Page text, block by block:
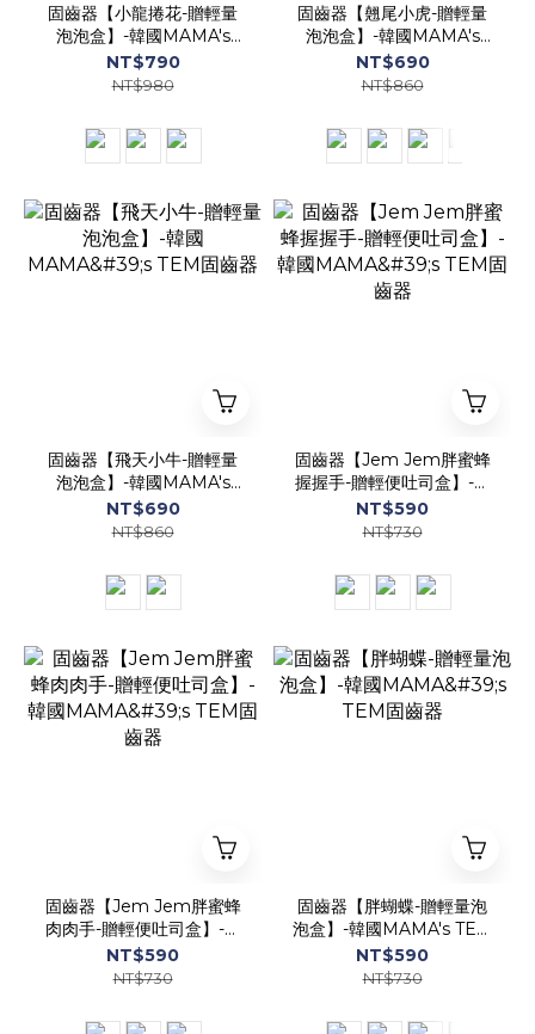
固齒器【小龍捲花-贈輕量
泡泡盒】-韓國MAMA's
TEM固齒器
NT$790
NT$980
固齒器【翹尾小虎-贈輕量
泡泡盒】-韓國MAMA's
TEM固齒器
NT$690
NT$860
固齒器【飛天小牛-贈輕量
泡泡盒】-韓國MAMA's
TEM固齒器
NT$690
NT$860
固齒器【Jem Jem胖蜜蜂
握握手-贈輕便吐司盒】-韓
國MAMA's TEM固齒器
NT$590
NT$730
固齒器【Jem Jem胖蜜蜂
肉肉手-贈輕便吐司盒】-韓
國MAMA's TEM固齒器
NT$590
NT$730
固齒器【胖蝴蝶-贈輕量泡
泡盒】-韓國MAMA's TEM
固齒器
NT$590
NT$730